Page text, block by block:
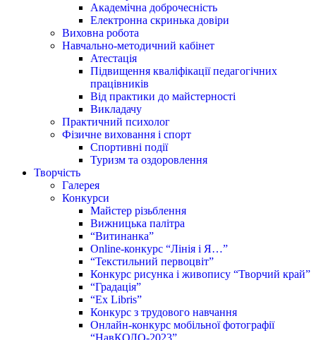
Академічна доброчесність
Електронна скринька довіри
Виховна робота
Навчально-методичний кабінет
Атестація
Підвищення кваліфікації педагогічних
працівників
Від практики до майстерності
Викладачу
Практичний психолог
Фізичне виховання і спорт
Спортивні події
Туризм та оздоровлення
Творчість
Галерея
Конкурси
Майстер різьблення
Вижницька палітра
“Витинанка”
Online-конкурс “Лінія і Я…”
“Текстильний первоцвіт”
Конкурс рисунка і живопису “Творчий край”
“Градація”
“Ex Libris”
Конкурс з трудового навчання
Онлайн-конкурс мобільної фотографії